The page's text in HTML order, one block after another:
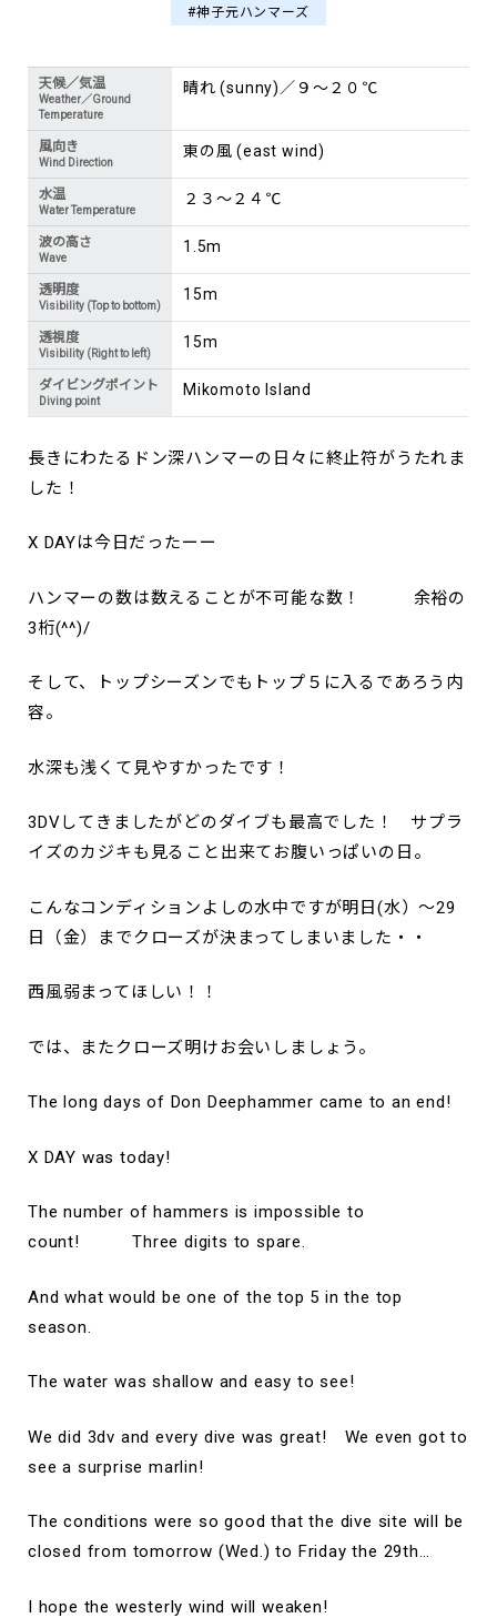
#神子元ハンマーズ
天候／気温
Weather／Ground
Temperature
晴れ (sunny)／９～２０℃
風向き
Wind Direction
東の風 (east wind)
水温
Water Temperature
２３～２４℃
波の高さ
Wave
1.5m
透明度
Visibility (Top to bottom)
15m
透視度
Visibility (Right to left)
15m
ダイビングポイント
Diving point
Mikomoto Island
長きにわたるドン深ハンマーの日々に終止符がうたれま
した！
X DAYは今日だったーー
ハンマーの数は数えることが不可能な数！ 余裕の
3桁(^^)/
そして、トップシーズンでもトップ５に入るであろう内
容。
水深も浅くて見やすかったです！
3DVしてきましたがどのダイブも最高でした！ サプラ
イズのカジキも見ること出来てお腹いっぱいの日。
こんなコンディションよしの水中ですが明日(水）～29
日（金）までクローズが決まってしまいました・・
西風弱まってほしい！！
では、またクローズ明けお会いしましょう。
The long days of Don Deephammer came to an end!
X DAY was today!
The number of hammers is impossible to
count! Three digits to spare.
And what would be one of the top 5 in the top
season.
The water was shallow and easy to see!
We did 3dv and every dive was great! We even got to
see a surprise marlin!
The conditions were so good that the dive site will be
closed from tomorrow (Wed.) to Friday the 29th…
I hope the westerly wind will weaken!